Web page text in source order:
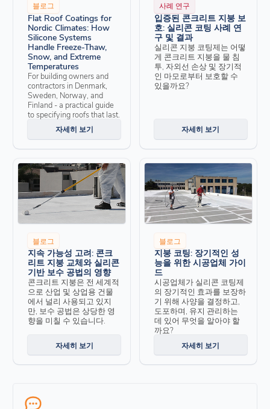
블로그
Flat Roof Coatings for
Nordic Climates: How
Silicone Systems
Handle Freeze-Thaw,
Snow, and Extreme
Temperatures
For building owners and
contractors in Denmark,
Sweden, Norway, and
Finland - a practical guide
to specifying roofs that last.
자세히 보기
사례 연구
입증된 콘크리트 지붕 보
호: 실리콘 코팅 사례 연
구 및 결과
실리콘 지붕 코팅제는 어떻
게 콘크리트 지붕을 물 침
투, 자외선 손상 및 장기적
인 마모로부터 보호할 수
있을까요?
자세히 보기
블로그
지속 가능성 고려: 콘크
리트 지붕 교체와 실리콘
기반 보수 공법의 영향
콘크리트 지붕은 전 세계적
으로 산업 및 상업용 건물
에서 널리 사용되고 있지
만, 보수 공법은 상당한 영
향을 미칠 수 있습니다.
자세히 보기
블로그
지붕 코팅: 장기적인 성
능을 위한 시공업체 가이
드
시공업체가 실리콘 코팅제
의 장기적인 효과를 보장하
기 위해 사양을 결정하고,
도포하며, 유지 관리하는
데 있어 무엇을 알아야 할
까요?
자세히 보기